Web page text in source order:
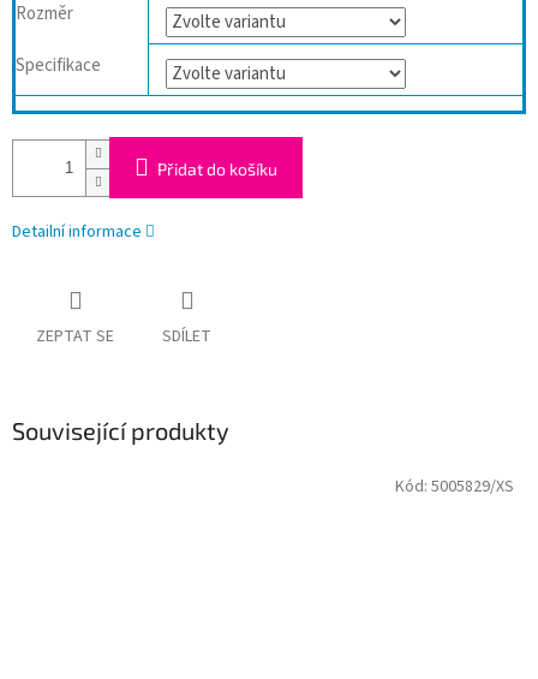
Rozměr
Specifikace
Přidat do košíku
Detailní informace
ZEPTAT SE SDÍLET
Související produkty
Kód: 5005829/XS